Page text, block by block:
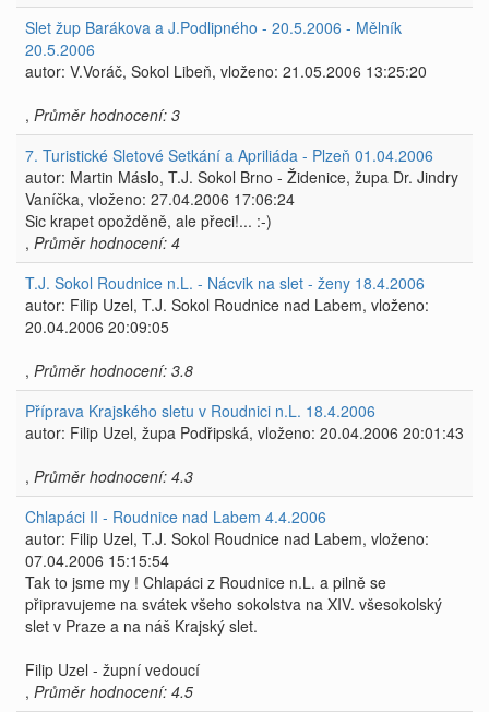
Slet žup Barákova a J.Podlipného - 20.5.2006 - Mělník
20.5.2006
autor: V.Voráč, Sokol Libeň, vloženo: 21.05.2006 13:25:20
, Průměr hodnocení: 3
7. Turistické Sletové Setkání a Apriliáda - Plzeň 01.04.2006
autor: Martin Máslo, T.J. Sokol Brno - Židenice, župa Dr. Jindry
Vaníčka, vloženo: 27.04.2006 17:06:24
Sic krapet opožděně, ale přeci!... :-)
, Průměr hodnocení: 4
T.J. Sokol Roudnice n.L. - Nácvik na slet - ženy 18.4.2006
autor: Filip Uzel, T.J. Sokol Roudnice nad Labem, vloženo:
20.04.2006 20:09:05
, Průměr hodnocení: 3.8
Příprava Krajského sletu v Roudnici n.L. 18.4.2006
autor: Filip Uzel, župa Podřipská, vloženo: 20.04.2006 20:01:43
, Průměr hodnocení: 4.3
Chlapáci II - Roudnice nad Labem 4.4.2006
autor: Filip Uzel, T.J. Sokol Roudnice nad Labem, vloženo:
07.04.2006 15:15:54
Tak to jsme my ! Chlapáci z Roudnice n.L. a pilně se
připravujeme na svátek všeho sokolstva na XIV. všesokolský
slet v Praze a na náš Krajský slet.
Filip Uzel - župní vedoucí
, Průměr hodnocení: 4.5